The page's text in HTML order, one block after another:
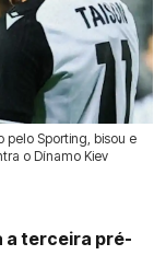
pelo Sporting, bisou e
o Dínamo Kiev
a terceira pré-